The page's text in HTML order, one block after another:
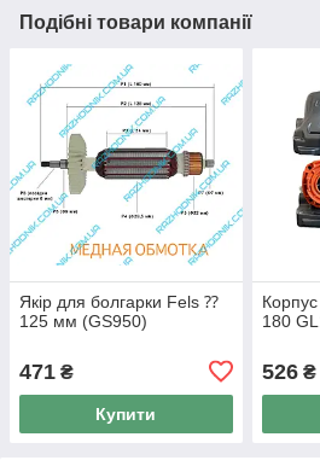
Подібні товари компанії
Якір для болгарки Fels ⁇
125 мм (GS950)
471 ₴
Купити
180
526₴